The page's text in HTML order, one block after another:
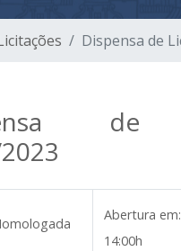
Dispensa de
de
Abertura em:
14:00h